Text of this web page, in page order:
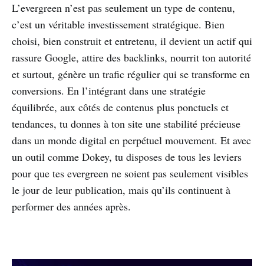
L’evergreen n’est pas seulement un type de contenu,
c’est un véritable investissement stratégique. Bien
choisi, bien construit et entretenu, il devient un actif qui
rassure Google, attire des backlinks, nourrit ton autorité
et surtout, génère un trafic régulier qui se transforme en
conversions. En l’intégrant dans une stratégie
équilibrée, aux côtés de contenus plus ponctuels et
tendances, tu donnes à ton site une stabilité précieuse
dans un monde digital en perpétuel mouvement. Et avec
un outil comme Dokey, tu disposes de tous les leviers
pour que tes evergreen ne soient pas seulement visibles
le jour de leur publication, mais qu’ils continuent à
performer des années après.